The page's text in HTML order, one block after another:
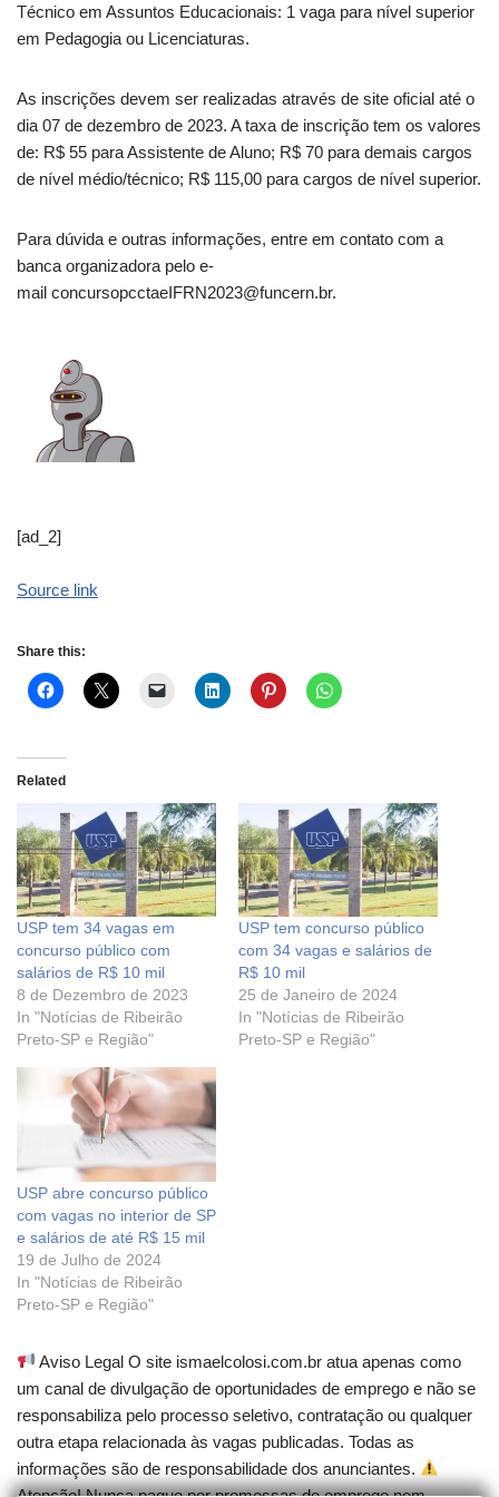
Técnico em Assuntos Educacionais: 1 vaga para nível superior
em Pedagogia ou Licenciaturas.
As inscrições devem ser realizadas através de site oficial até o
dia 07 de dezembro de 2023. A taxa de inscrição tem os valores
de: R$ 55 para Assistente de Aluno; R$ 70 para demais cargos
de nível médio/técnico; R$ 115,00 para cargos de nível superior.
Para dúvida e outras informações, entre em contato com a
banca organizadora pelo e-
mail concursopcctaeIFRN2023@funcern.br.
[ad_2]
Source link
Share this:
Related
USP tem 34 vagas em
concurso público com
salários de R$ 10 mil
8 de Dezembro de 2023
In "Notícias de Ribeirão
Preto-SP e Região"
USP tem concurso público
com 34 vagas e salários de
R$ 10 mil
25 de Janeiro de 2024
In "Notícias de Ribeirão
Preto-SP e Região"
USP abre concurso público
com vagas no interior de SP
e salários de até R$ 15 mil
19 de Julho de 2024
In "Notícias de Ribeirão
Preto-SP e Região"
Aviso Legal O site ismaelcolosi.com.br atua apenas como
um canal de divulgação de oportunidades de emprego e não se
responsabiliza pelo processo seletivo, contratação ou qualquer
outra etapa relacionada às vagas publicadas. Todas as
informações são de responsabilidade dos anunciantes.